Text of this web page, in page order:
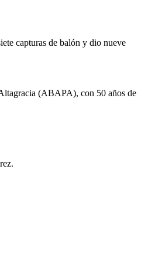
capturas de balón y dio nueve
(ABAPA), con 50 años de